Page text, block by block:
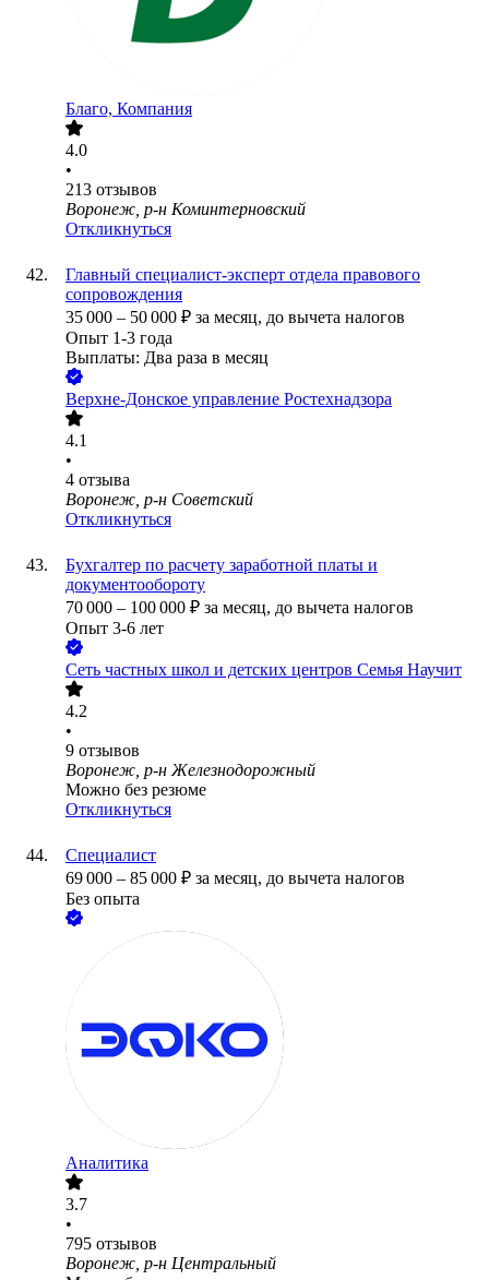
Благо, Компания
4.0
•
213 отзывов
Воронеж, р-н Коминтерновский
Откликнуться
Главный специалист-эксперт отдела правового
сопровождения
35 000 – 50 000 ₽ за месяц, до вычета налогов
Опыт 1-3 года
Выплаты: Два раза в месяц
Верхне-Донское управление Ростехнадзора
4.1
•
4 отзыва
Воронеж, р-н Советский
Откликнуться
Бухгалтер по расчету заработной платы и
документообороту
70 000 – 100 000 ₽ за месяц, до вычета налогов
Опыт 3-6 лет
Сеть частных школ и детских центров Семья Научит
4.2
•
9 отзывов
Воронеж, р-н Железнодорожный
Можно без резюме
Откликнуться
Специалист
69 000 – 85 000 ₽ за месяц, до вычета налогов
Без опыта
Аналитика
3.7
•
795 отзывов
Воронеж, р-н Центральный